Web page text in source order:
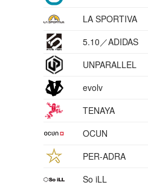
LA SPORTIVA
5.10／ADIDAS
UNPARALLEL
evolv
TENAYA
OCUN
PER-ADRA
So iLL